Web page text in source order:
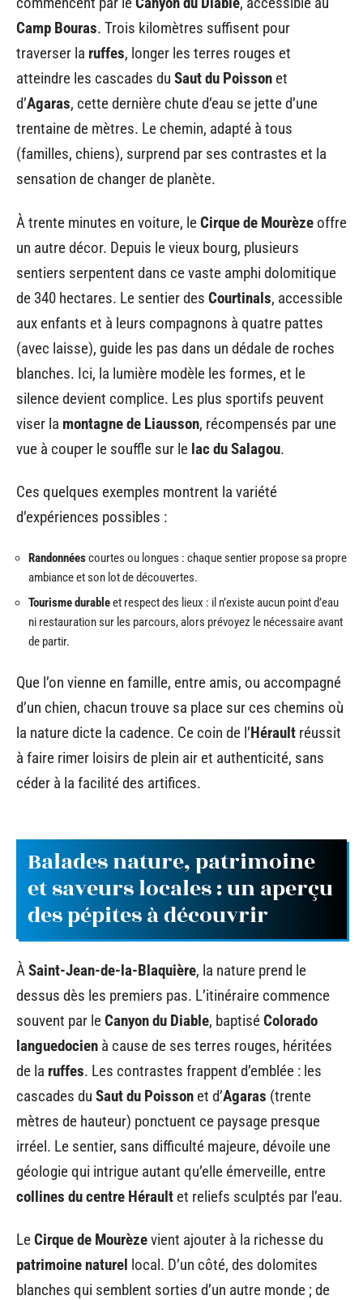
Camp Bouras. Trois kilomètres suffisent pour
traverser la ruffes, longer les terres rouges et
atteindre les cascades du Saut du Poisson et
d’Agaras, cette dernière chute d’eau se jette d’une
trentaine de mètres. Le chemin, adapté à tous
(familles, chiens), surprend par ses contrastes et la
sensation de changer de planète.
À trente minutes en voiture, leCirque de Mourèze offre
un autre décor. Depuis le vieux bourg, plusieurs
sentiers serpentent dans ce vaste amphi dolomitique
de 340 hectares. Le sentier des Courtinals, accessible
aux enfants et à leurs compagnons à quatre pattes
(avec laisse), guide les pas dans un dédale de roches
blanches. Ici, la lumière modèle les formes, et le
silence devient complice. Les plus sportifs peuvent
viser la montagne de Liausson, récompensés par une
vue à couper le souffle sur le lac du Salagou.
Ces quelques exemples montrent la variété
d’expériences possibles :
Randonnéescourtes ou longues : chaque sentier propose sa propre
ambiance et son lot de découvertes.
Tourisme durableet respect des lieux : il n’existe aucun point d’eau
ni restauration sur les parcours, alors prévoyez le nécessaire avant
de partir.
Que l’on vienne en famille, entre amis, ou accompagné
d’un chien, chacun trouve sa place sur ces chemins où
la nature dicte la cadence. Ce coin de l’Hérault réussit
à faire rimer loisirs de plein air et authenticité, sans
céder à la facilité des artifices.
Balades nature, patrimoine
et saveurs locales : un aperçu
des pépites à découvrir
À Saint-Jean-de-la-Blaquière, la nature prend le
dessus dès les premiers pas. L’itinéraire commence
souvent par leCanyon du Diable, baptiséColorado
languedocien à cause de ses terres rouges, héritées
de la ruffes. Les contrastes frappent d’emblée : les
cascades du Saut du Poisson et d’Agaras (trente
mètres de hauteur) ponctuent ce paysage presque
irréel. Le sentier, sans difficulté majeure, dévoile une
géologie qui intrigue autant qu’elle émerveille, entre
collines du centre Hérault et reliefs sculptés par l’eau.
LeCirque de Mourèzevient ajouter à la richesse du
patrimoine naturel local. D’un côté, des dolomites
blanches qui semblent sorties d’un autre monde ; de